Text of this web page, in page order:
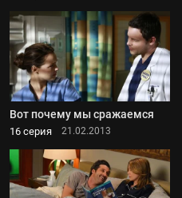
Вот почему мы сражаемся
16 серия 21.02.2013